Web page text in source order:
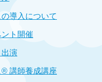
導入について
ト開催
出演
講師養成講座